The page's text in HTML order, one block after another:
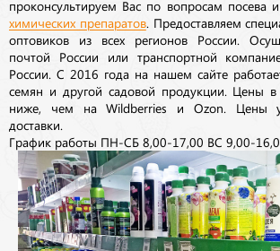
проконсультируем Вас по вопросам посева
химических препаратов. Предоставляем
оптовиков из всех регионов России.
почтой России или транспортной
России. С 2016 года на нашем сайте
семян и другой садовой продукции. Цены в
ниже, чем на Wildberries и Ozon. Цены
доставки.
График работы ПН-СБ 8,00-17,00 ВС 9,00-